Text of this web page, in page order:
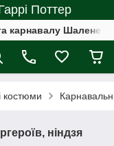
Поттер
карнавалу Шалене
костюми
ніндзя